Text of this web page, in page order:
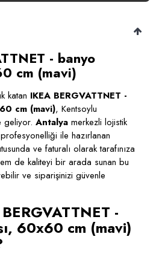
- banyo
cm (mavi)
katan IKEA BERGVATTNET -
cm (mavi), Kentsoylu
geliyor. Antalya merkezli lojistik
profesyonelliği ile hazırlanan
ve faturalı olarak tarafınıza
de kaliteyi bir arada sunan bu
ve siparişinizi güvenle
-
60x60 cm (mavi)